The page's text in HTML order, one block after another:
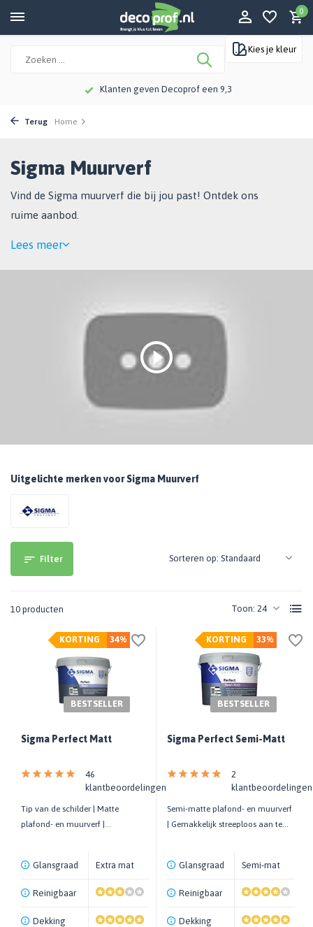
0
Kies je kleur
Meer dan 115 jaar kennis en ervaring
Terug Home
Sigma Muurverf
Vind de Sigma muurverf die bij jou past! Ontdek ons
ruime aanbod.
Lees meer
Uitgelichte merken voor Sigma Muurverf
Filter
10 producten Toon:
Sorteren op:
BESTSELLER
34%
KORTING
Sigma Perfect Matt
46
klantbeoordelingen
Tip van de schilder | Matte
plafond- en muurverf |
Glansgraad Extra mat
Reinigbaar
Dekking
BESTSELLER
33%
KORTING
Sigma Perfect Semi-Matt
2
klantbeoordelingen
Semi-matte plafond- en muurverf
| Gemakkelijk streeploos aan te
Glansgraad Semi-mat
Reinigbaar
Dekking